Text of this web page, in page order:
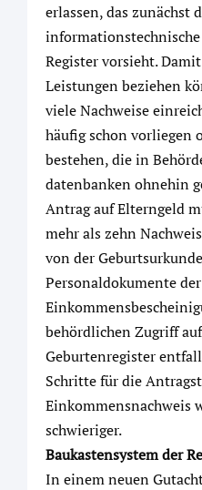
erlassen, das zunächst
Register vorsieht.
Leistungen beziehen
viele Nachweise
häufig schon vorliegen
bestehen, die in
datenbanken ohnehin
Antrag auf Elterngeld
mehr als zehn
von der
Personaldokumente
behördlichen Zugriff
Geburtenregister
Schritte für die
Einkommensnachweis
schwieriger.
Baukastensystem der
In einem neuen